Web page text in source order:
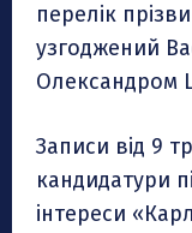
перелік
узгоджений
Олександром
Записи від 9
кандидатури
інтереси